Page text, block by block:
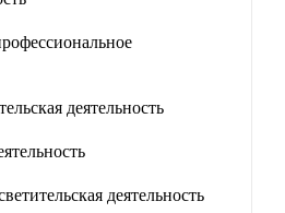
деятельность
деятельность